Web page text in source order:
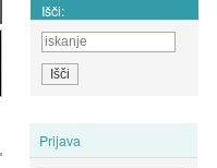
Išči:
Prijava